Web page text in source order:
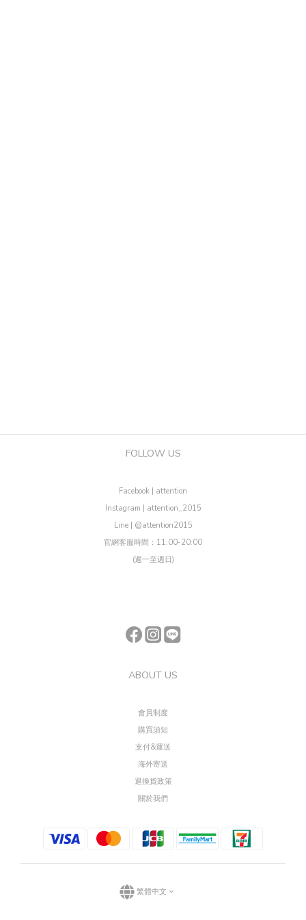
FOLLOW US
Facebook | attention
Instagram | attention_2015
Line | @attention2015
官網客服時間：11:00-20:00
(週一至週日)
ABOUT US
會員制度
購買須知
支付&運送
海外寄送
退換貨政策
關於我們
繁體中文